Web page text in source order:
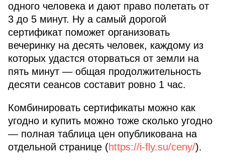
одного человека и дают право полетать от
3 до 5 минут. Ну а самый дорогой
сертификат поможет организовать
вечеринку на десять человек, каждому из
которых удастся оторваться от земли на
пять минут — общая продолжительность
десяти сеансов составит ровно 1 час.
Комбинировать сертификаты можно как
угодно и купить можно тоже сколько угодно
— полная таблица цен опубликована на
отдельной странице (https://i-fly.su/ceny/).